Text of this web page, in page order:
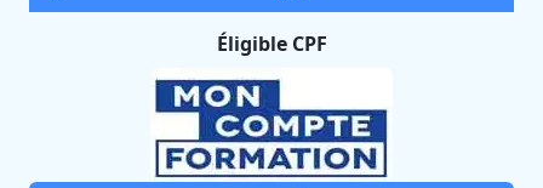
Éligible CPF